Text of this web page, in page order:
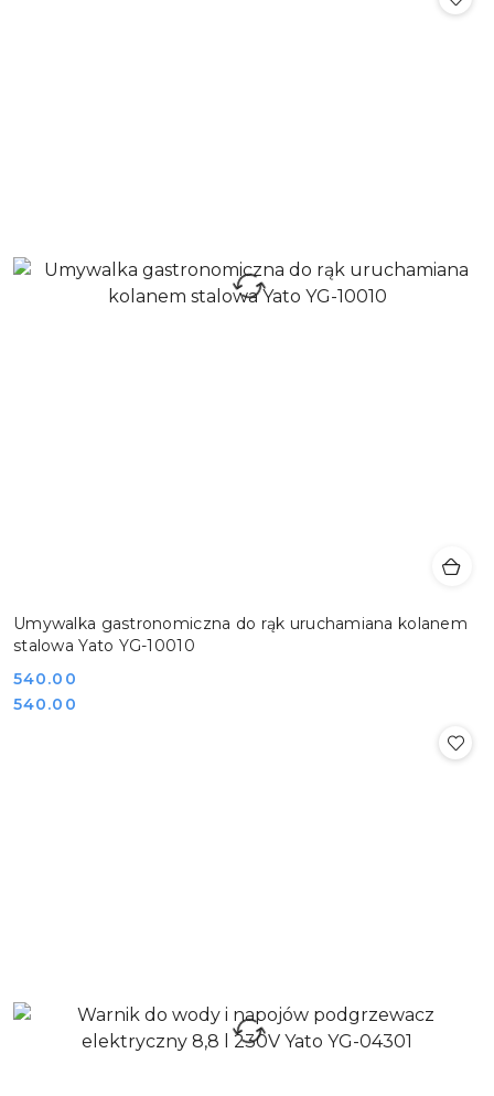
Umywalka gastronomiczna do rąk uruchamiana kolanem
stalowa Yato YG-10010
Cena:
540.00
Cena:
540.00